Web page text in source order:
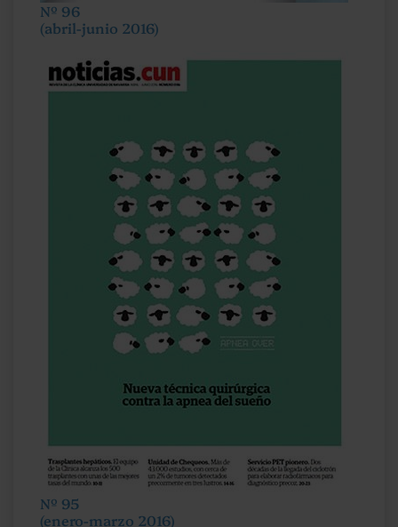
Nº 96
(abril-junio 2016)
Nº 95
(enero-marzo 2016)